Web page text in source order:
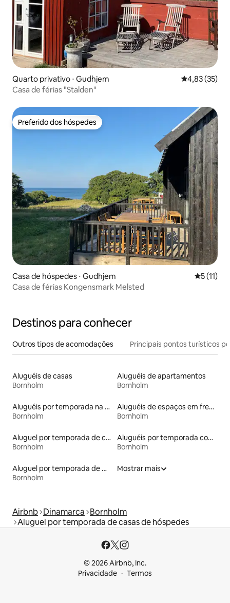
Quarto privativo ⋅ Gudhjem 4,83 de uma
4,83 (35)
Casa de férias "Stalden"
Preferido dos hóspedes
Preferido dos hóspedes
Casa de hóspedes ⋅ Gudhjem 5 de uma
5 (11)
Casa de férias Kongensmark Melsted
Destinos para conhecer
Outros tipos de acomodações Principais pontos turísticos
Aluguéis de casas
Bornholm
Aluguéis de apartamentos
Bornholm
Aluguéis por temporada na orla
Bornholm
Aluguéis de espaços em frente à praia
Bornholm
Aluguel por temporada de casas de veraneio
Bornholm
Aluguéis por temporada com sauna
Bornholm
Aluguel por temporada de microcasas
Bornholm
Mostrar mais
Airbnb Dinamarca Bornholm
Aluguel por temporada de casas de hóspedes
© 2026 Airbnb, Inc.
Privacidade
Termos